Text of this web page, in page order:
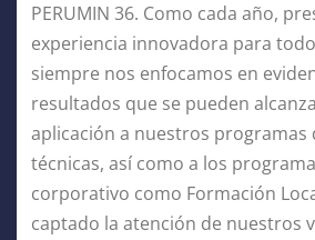
PERUMIN 36. Como cada año,
experiencia innovadora para
siempre nos enfocamos en
resultados que se pueden
aplicación a nuestros programas
técnicas, así como a los
corporativo como Formación
captado la atención de nuestros